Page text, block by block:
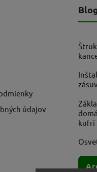
údajov
kufri